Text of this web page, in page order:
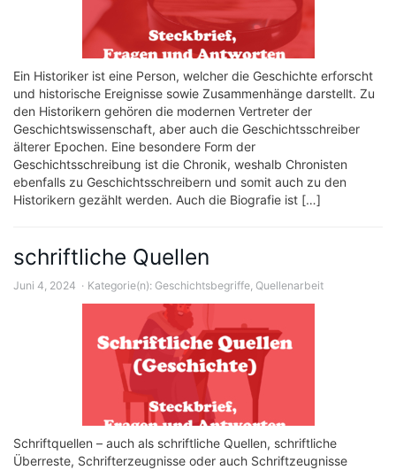
Ein Historiker ist eine Person, welcher die Geschichte erforscht
und historische Ereignisse sowie Zusammenhänge darstellt. Zu
den Historikern gehören die modernen Vertreter der
Geschichtswissenschaft, aber auch die Geschichtsschreiber
älterer Epochen. Eine besondere Form der
Geschichtsschreibung ist die Chronik, weshalb Chronisten
ebenfalls zu Geschichtsschreibern und somit auch zu den
Historikern gezählt werden. Auch die Biografie ist […]
schriftliche Quellen
Juni 4, 2024 Kategorie(n): Geschichtsbegriffe, Quellenarbeit
Schriftquellen – auch als schriftliche Quellen, schriftliche
Überreste, Schrifterzeugnisse oder auch Schriftzeugnisse